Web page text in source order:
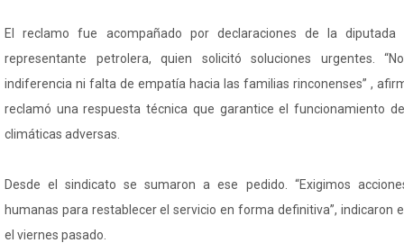
El reclamo fue acompañado por declaraciones de la diputada
representante petrolera, quien solicitó soluciones urgentes.
indiferencia ni falta de empatía hacia las familias rinconenses” ,
reclamó una respuesta técnica que garantice el funcionamiento
climáticas adversas.
Desde el sindicato se sumaron a ese pedido. “Exigimos
humanas para restablecer el servicio en forma definitiva”, indicaron
el viernes pasado.